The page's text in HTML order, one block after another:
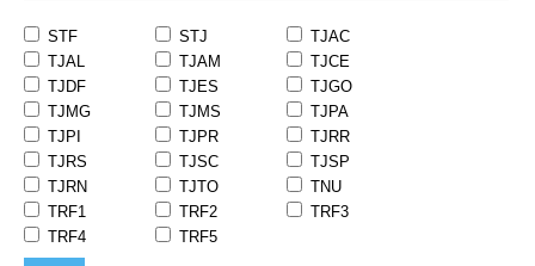
STF STJ
TJAC
TJAL
TJAM
TJCE
TJDF
TJES
TJGO
TJMG
TJMS
TJPA
TJPI
TJPR
TJRR
TJRS
TJSC
TJSP
TJRN
TJTO
TNU
TRF1
TRF2
TRF3
TRF4
TRF5